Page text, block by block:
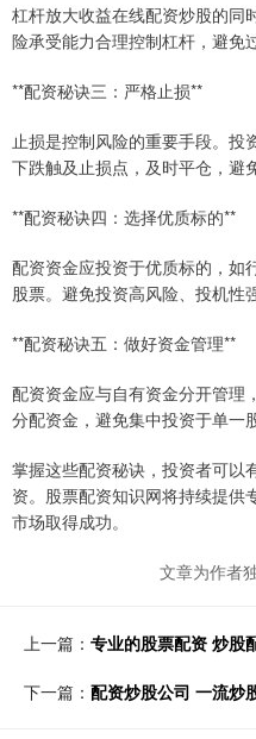
杠杆放大收益在线配资炒股的同
险承受能力合理控制杠杆，避免
**配资秘诀三：严格止损**
止损是控制风险的重要手段。投
下跌触及止损点，及时平仓，避
**配资秘诀四：选择优质标的**
配资资金应投资于优质标的，如
股票。避免投资高风险、投机性
**配资秘诀五：做好资金管理**
配资资金应与自有资金分开管理
分配资金，避免集中投资于单一股
掌握这些配资秘诀，投资者可以
资。股票配资知识网将持续提供
市场取得成功。
文章为作者
上一篇： 专业的股票配资 炒股
下一篇： 配资炒股公司 一流炒